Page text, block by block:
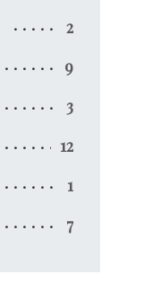
2
9
3
12
1
7